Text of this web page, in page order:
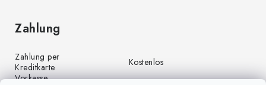
Zahlung
Zahlung per
Kreditkarte
Kostenlos
Vorkasse